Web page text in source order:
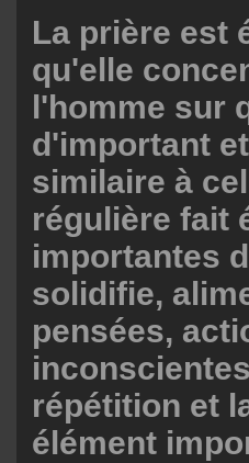
La prière est
qu'elle
l'homme sur
d'important
similaire à
régulière fait
importantes
solidifie,
pensées,
répétition et
élément